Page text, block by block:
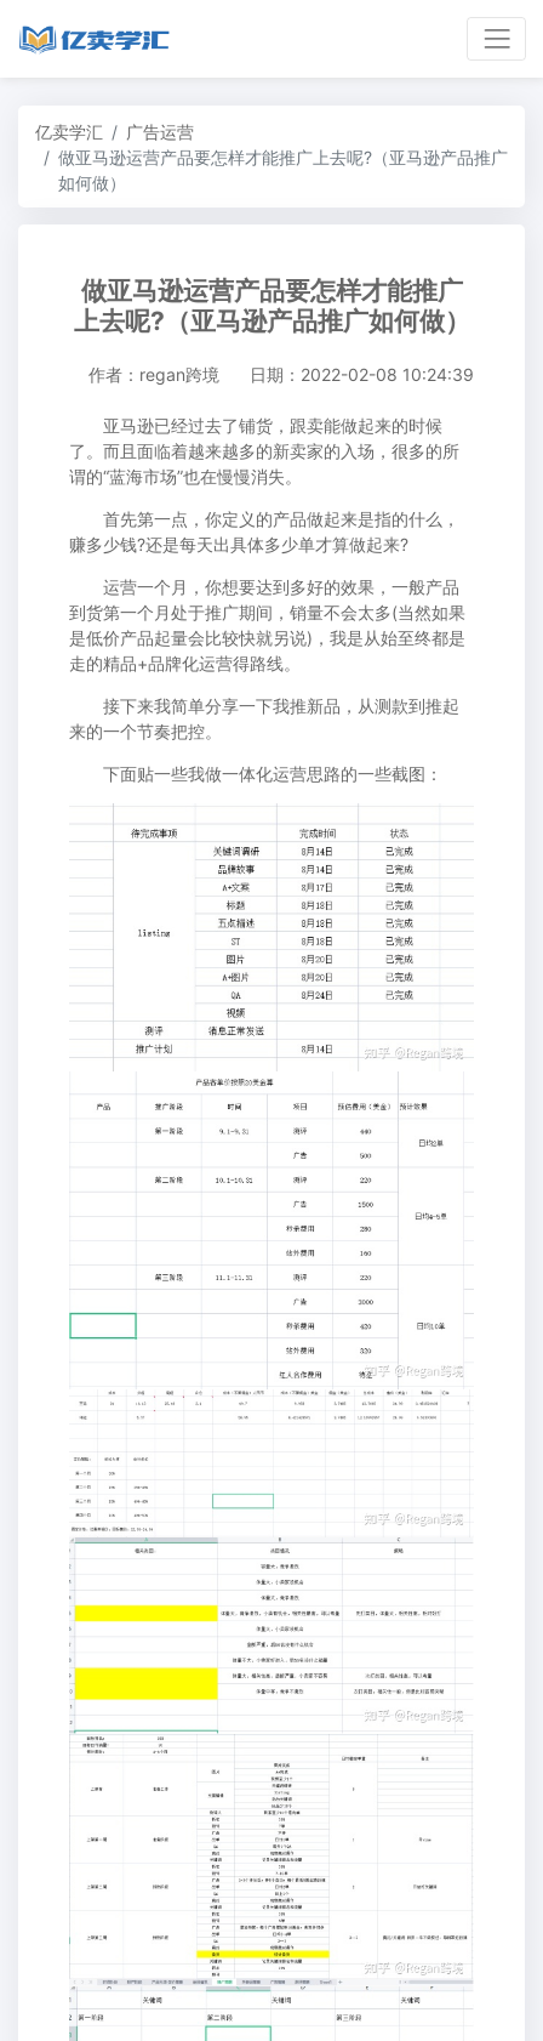
亿卖学汇
广告运营
做亚马逊运营产品要怎样才能推广上去呢?（亚马逊产品推广
如何做）
做亚马逊运营产品要怎样才能推广
上去呢?（亚马逊产品推广如何做）
作者：regan跨境 日期：2022-02-08 10:24:39
亚马逊已经过去了铺货，跟卖能做起来的时候
了。而且面临着越来越多的新卖家的入场，很多的所
谓的“蓝海市场”也在慢慢消失。
首先第一点，你定义的产品做起来是指的什么，
赚多少钱?还是每天出具体多少单才算做起来?
运营一个月，你想要达到多好的效果，一般产品
到货第一个月处于推广期间，销量不会太多(当然如果
是低价产品起量会比较快就另说)，我是从始至终都是
走的精品+品牌化运营得路线。
接下来我简单分享一下我推新品，从测款到推起
来的一个节奏把控。
下面贴一些我做一体化运营思路的一些截图：